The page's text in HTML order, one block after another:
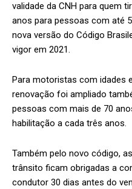
validade da CNH para quem
anos para pessoas com até
nova versão do Código
vigor em 2021.
Para motoristas com idades
renovação foi ampliado
pessoas com mais de 70
habilitação a cada três anos.
Também pelo novo código,
trânsito ficam obrigadas a
condutor 30 dias antes do